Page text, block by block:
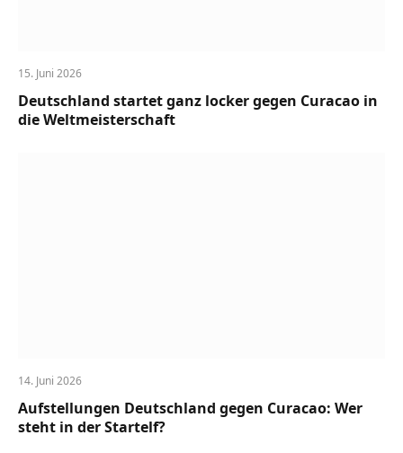
15. Juni 2026
Deutschland startet ganz locker gegen Curacao in
die Weltmeisterschaft
14. Juni 2026
Aufstellungen Deutschland gegen Curacao: Wer
steht in der Startelf?